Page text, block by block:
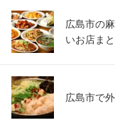
広島市の
いお店ま
広島市で